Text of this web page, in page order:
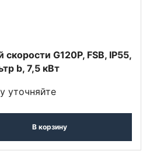
G120P, FSB, IP55,
b, 7,5 кВт
уточняйте
В корзину